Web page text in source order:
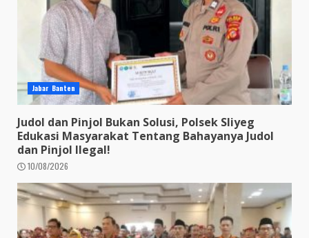
Jabar Banten
Judol dan Pinjol Bukan Solusi, Polsek Sliyeg
Edukasi Masyarakat Tentang Bahayanya Judol
dan Pinjol Ilegal!
10/08/2026